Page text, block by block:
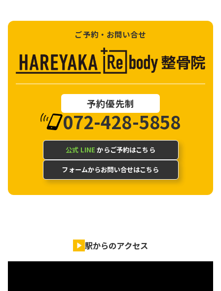
ご予約・お問い合せ
予約優先制
072-428-5858
公式 LINE からご予約はこちら
フォームからお問い合せはこちら
駅からのアクセス